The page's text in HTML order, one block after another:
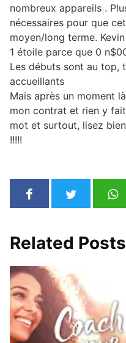
nombreux appareils .
nécessaires pour que
moyen/long terme.
1 étoile parce que 0
Les débuts sont au top,
accueillants
Mais après un moment
mon contrat et rien y
mot et surtout, lisez
!!!!!
Related Posts